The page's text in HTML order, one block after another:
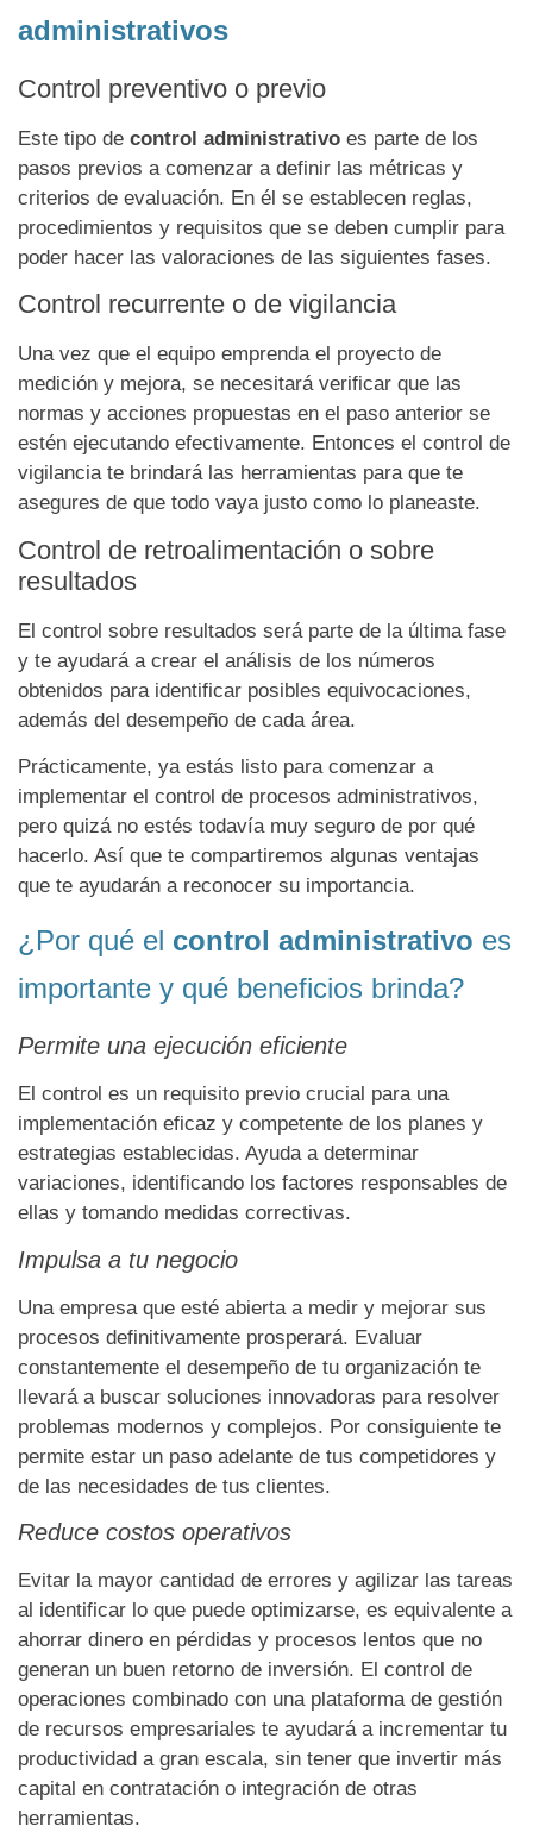
administrativos
Control preventivo o previo
Este tipo de control administrativo es parte de los
pasos previos a comenzar a definir las métricas y
criterios de evaluación. En él se establecen reglas,
procedimientos y requisitos que se deben cumplir para
poder hacer las valoraciones de las siguientes fases.
Control recurrente o de vigilancia
Una vez que el equipo emprenda el proyecto de
medición y mejora, se necesitará verificar que las
normas y acciones propuestas en el paso anterior se
estén ejecutando efectivamente. Entonces el control de
vigilancia te brindará las herramientas para que te
asegures de que todo vaya justo como lo planeaste.
Control de retroalimentación o sobre
resultados
El control sobre resultados será parte de la última fase
y te ayudará a crear el análisis de los números
obtenidos para identificar posibles equivocaciones,
además del desempeño de cada área.
Prácticamente, ya estás listo para comenzar a
implementar el control de procesos administrativos,
pero quizá no estés todavía muy seguro de por qué
hacerlo. Así que te compartiremos algunas ventajas
que te ayudarán a reconocer su importancia.
¿Por qué el control administrativo es
importante y qué beneficios brinda?
Permite una ejecución eficiente
El control es un requisito previo crucial para una
implementación eficaz y competente de los planes y
estrategias establecidas. Ayuda a determinar
variaciones, identificando los factores responsables de
ellas y tomando medidas correctivas.
Impulsa a tu negocio
Una empresa que esté abierta a medir y mejorar sus
procesos definitivamente prosperará. Evaluar
constantemente el desempeño de tu organización te
llevará a buscar soluciones innovadoras para resolver
problemas modernos y complejos. Por consiguiente te
permite estar un paso adelante de tus competidores y
de las necesidades de tus clientes.
Reduce costos operativos
Evitar la mayor cantidad de errores y agilizar las tareas
al identificar lo que puede optimizarse, es equivalente a
ahorrar dinero en pérdidas y procesos lentos que no
generan un buen retorno de inversión. El control de
operaciones combinado con una plataforma de gestión
de recursos empresariales te ayudará a incrementar tu
productividad a gran escala, sin tener que invertir más
capital en contratación o integración de otras
herramientas.